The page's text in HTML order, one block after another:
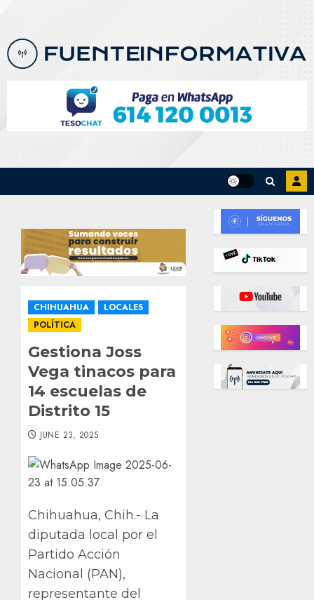
content
CHIHUAHUA
LOCALES
POLÍTICA
Gestiona Joss
Vega tinacos para
14 escuelas de
Distrito 15
JUNE 23, 2025
Chihuahua, Chih.- La
diputada local por el
Partido Acción
Nacional (PAN),
representante del